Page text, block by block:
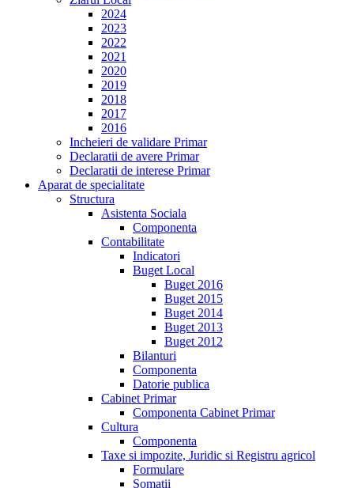
2024
2023
2022
2021
2020
2019
2018
2017
2016
Incheieri de validare Primar
Declaratii de avere Primar
Declaratii de interese Primar
Aparat de specialitate
Structura
Asistenta Sociala
Componenta
Contabilitate
Indicatori
Buget Local
Buget 2016
Buget 2015
Buget 2014
Buget 2013
Buget 2012
Bilanturi
Componenta
Datorie publica
Cabinet Primar
Componenta Cabinet Primar
Cultura
Componenta
Taxe si impozite, Juridic si Registru agricol
Formulare
Somatii